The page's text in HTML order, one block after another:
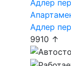
Адлер
9910 ↑